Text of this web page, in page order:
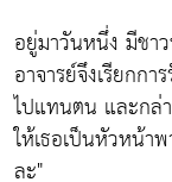
อยู่มาวันหนึ่ง มีชา
อาจารย์จึงเรียกก
ไปแทนตน และกล่
ให้เธอเป็นหัวหน้า
ละ"